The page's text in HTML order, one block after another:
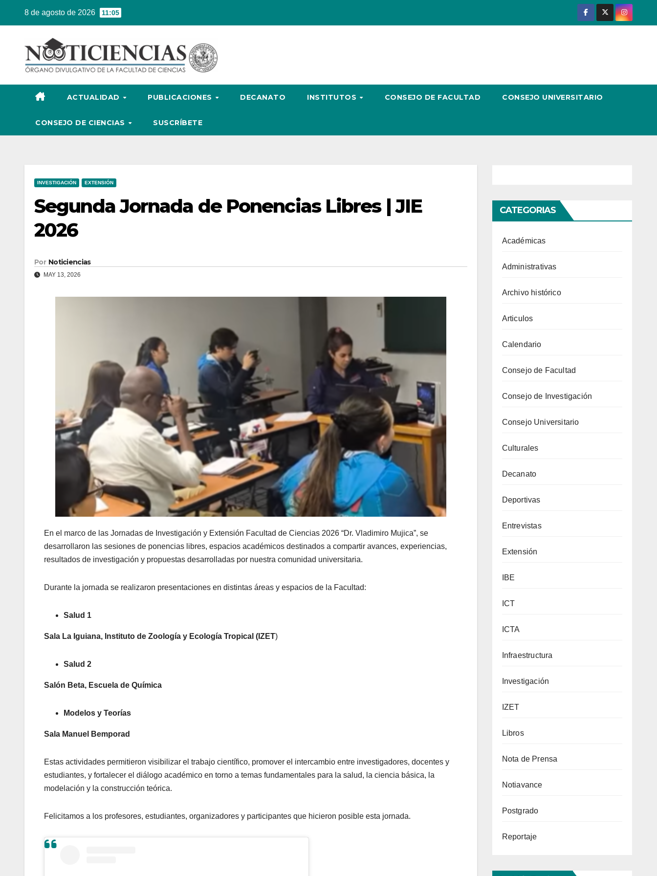
8 de agosto de 2026 11:05
ACTUALIDAD PUBLICACIONES DECANATO INSTITUTOS CONSEJO DE FACULTAD CONSEJO UNIVERSITARIO
CONSEJO DE CIENCIAS SUSCRÍBETE
INVESTIGACIÓN EXTENSIÓN
Segunda Jornada de Ponencias Libres | JIE
2026
Por Noticiencias
MAY 13, 2026
En el marco de las Jornadas de Investigación y Extensión Facultad de Ciencias 2026 “Dr. Vladimiro Mujica”, se
desarrollaron las sesiones de ponencias libres, espacios académicos destinados a compartir avances, experiencias,
resultados de investigación y propuestas desarrolladas por nuestra comunidad universitaria.
Durante la jornada se realizaron presentaciones en distintas áreas y espacios de la Facultad:
Salud 1
Sala La Iguiana, Instituto de Zoología y Ecología Tropical (IZET)
Salud 2
Salón Beta, Escuela de Química
Modelos y Teorías
Sala Manuel Bemporad
Estas actividades permitieron visibilizar el trabajo científico, promover el intercambio entre investigadores, docentes y
estudiantes, y fortalecer el diálogo académico en torno a temas fundamentales para la salud, la ciencia básica, la
modelación y la construcción teórica.
Felicitamos a los profesores, estudiantes, organizadores y participantes que hicieron posible esta jornada.
CATEGORIAS
Académicas
Administrativas
Archivo histórico
Articulos
Calendario
Consejo de Facultad
Consejo de Investigación
Consejo Universitario
Culturales
Decanato
Deportivas
Entrevistas
Extensión
IBE
ICT
ICTA
Infraestructura
Investigación
IZET
Libros
Nota de Prensa
Notiavance
Postgrado
Reportaje